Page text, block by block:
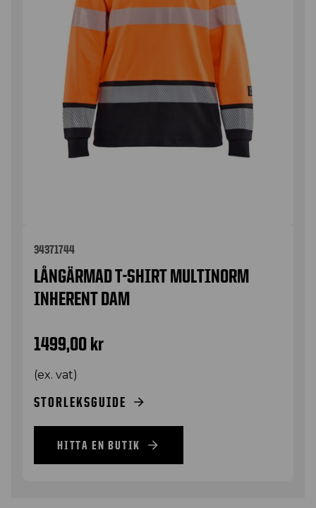
34371744
LÅNGÄRMAD T-SHIRT MULTINORM
INHERENT DAM
1499,00 kr
(ex. vat)
STORLEKSGUIDE
HITTA EN BUTIK